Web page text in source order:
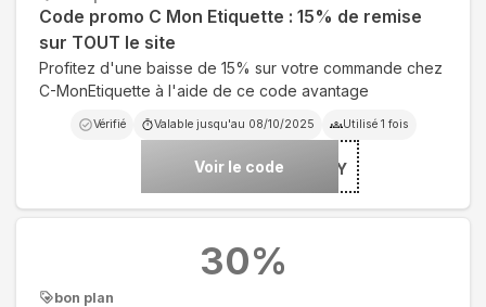
Code promo C Mon Etiquette : 15% de remise
sur TOUT le site
Profitez d'une baisse de 15% sur votre commande chez
C-MonEtiquette à l'aide de ce code avantage
Vérifié Valable jusqu'au 08/10/2025 Utilisé 1 fois
Voir le code ***PY
bon plan
30%